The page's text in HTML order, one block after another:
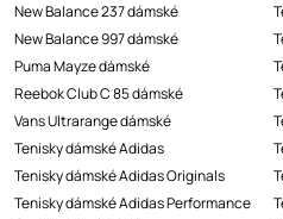
New Balance 237 dámské
New Balance 997 dámské
Puma Mayze dámské
Reebok Club C 85 dámské
Vans Ultrarange dámské
Tenisky dámské Adidas
Tenisky dámské Adidas Originals
Tenisky dámské Adidas Performance